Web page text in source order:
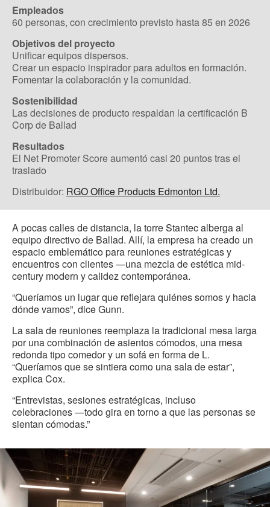
Empleados
60 personas, con crecimiento previsto hasta 85 en 2026
Objetivos del proyecto
Unificar equipos dispersos.
Crear un espacio inspirador para adultos en formación.
Fomentar la colaboración y la comunidad.
Sostenibilidad
Las decisiones de producto respaldan la certificación B
Corp de Ballad
Resultados
El Net Promoter Score aumentó casi 20 puntos tras el
traslado
Distribuidor: RGO Office Products Edmonton Ltd.
A pocas calles de distancia, la torre Stantec alberga al
equipo directivo de Ballad. Allí, la empresa ha creado un
espacio emblemático para reuniones estratégicas y
encuentros con clientes —una mezcla de estética mid-
century modern y calidez contemporánea.
“Queríamos un lugar que reflejara quiénes somos y hacia
dónde vamos”, dice Gunn.
La sala de reuniones reemplaza la tradicional mesa larga
por una combinación de asientos cómodos, una mesa
redonda tipo comedor y un sofá en forma de L.
“Queríamos que se sintiera como una sala de estar”,
explica Cox.
“Entrevistas, sesiones estratégicas, incluso
celebraciones —todo gira en torno a que las personas se
sientan cómodas.”